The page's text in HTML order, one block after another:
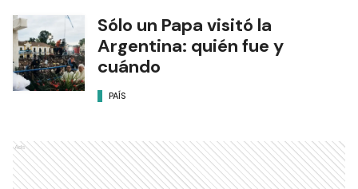
Sólo un Papa visitó la
Argentina: quién fue y
cuándo
PAÍS
Ads